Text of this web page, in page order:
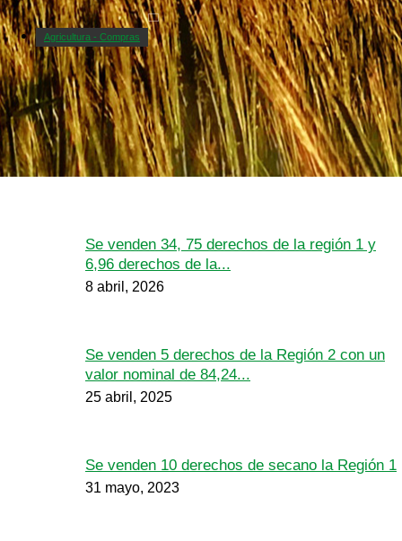
Agricultura - Compras
Se venden 34, 75 derechos de la región 1 y
6,96 derechos de la...
8 abril, 2026
Se venden 5 derechos de la Región 2 con un
valor nominal de 84,24...
25 abril, 2025
Se venden 10 derechos de secano la Región 1
31 mayo, 2023